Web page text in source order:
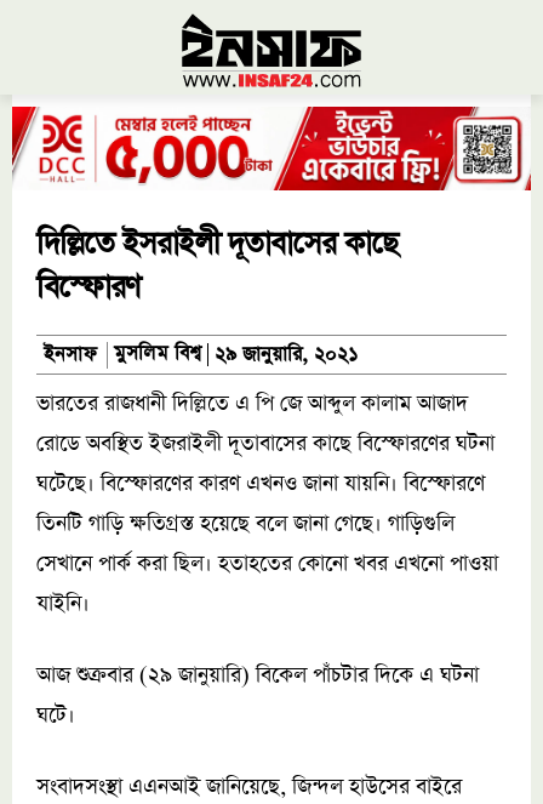
দিল্লিতে ইসরাইলী দূতাবাসের কাছে
বিস্ফোরণ
ইনসাফ মুসলিম বিশ্ব ২৯ জানুয়ারি, ২০২১
ভারতের রাজধানী দিল্লিতে এ পি জে আব্দুল কালাম আজাদ
রোডে অবস্থিত ইজরাইলী দূতাবাসের কাছে বিস্ফোরণের ঘটনা
ঘটেছে। বিস্ফোরণের কারণ এখনও জানা যায়নি। বিস্ফোরণে
তিনটি গাড়ি ক্ষতিগ্রস্ত হয়েছে বলে জানা গেছে। গাড়িগুলি
সেখানে পার্ক করা ছিল। হতাহতের কোনো খবর এখনো পাওয়া
যাইনি।
আজ শুক্রবার (২৯ জানুয়ারি) বিকেল পাঁচটার দিকে এ ঘটনা
ঘটে।
সংবাদসংস্থা এএনআই জানিয়েছে, জিন্দল হাউসের বাইরে